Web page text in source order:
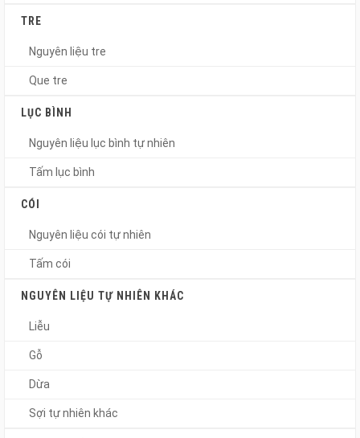
TRE
Nguyên liệu tre
Que tre
LỤC BÌNH
Nguyên liệu lục bình tự nhiên
Tấm lục bình
CÓI
Nguyên liệu cói tự nhiên
Tấm cói
NGUYÊN LIỆU TỰ NHIÊN KHÁC
Liễu
Gỗ
Dừa
Sợi tự nhiên khác